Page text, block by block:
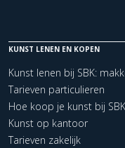
KUNST LENEN EN KOPEN
Kunst lenen bij SBK:
Tarieven particulieren
Hoe koop je kunst bij SBK
Kunst op kantoor
Tarieven zakelijk